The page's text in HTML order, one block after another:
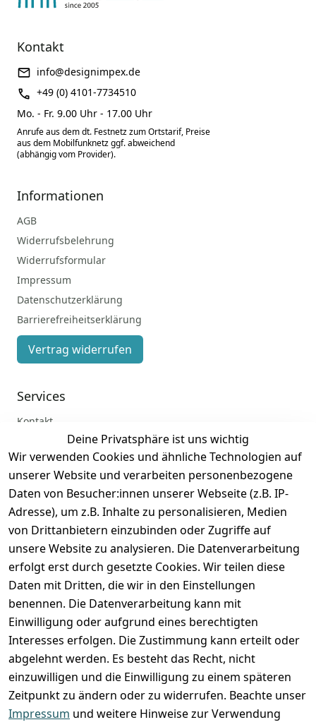
Deine Privatsphäre ist uns wichtig
Wir verwenden Cookies und ähnliche Technologien auf
unserer Website und verarbeiten personenbezogene
Daten von Besucher:innen unserer Webseite (z.B. IP-
Adresse), um z.B. Inhalte zu personalisieren, Medien
von Drittanbietern einzubinden oder Zugriffe auf
unsere Website zu analysieren. Die Datenverarbeitung
erfolgt erst durch gesetzte Cookies. Wir teilen diese
Daten mit Dritten, die wir in den Einstellungen
benennen. Die Datenverarbeitung kann mit
Einwilligung oder aufgrund eines berechtigten
Interesses erfolgen. Die Zustimmung kann erteilt oder
abgelehnt werden. Es besteht das Recht, nicht
einzuwilligen und die Einwilligung zu einem späteren
Zeitpunkt zu ändern oder zu widerrufen. Beachte unser
Impressum und weitere Hinweise zur Verwendung
Kontakt
info@designimpex.de
+49 (0) 4101-7734510
Mo. - Fr. 9.00 Uhr - 17.00 Uhr
Anrufe aus dem dt. Festnetz zum Ortstarif, Preise
aus dem Mobilfunknetz ggf. abweichend
(abhängig vom Provider).
Informationen
AGB
Widerrufsbelehrung
Widerrufsformular
Impressum
Datenschutzerklärung
Barrierefreiheitserklärung
Vertrag widerrufen
Services
Kontakt
Registrieren
Zahlung und Versand
VORKASSE RECHNUNG